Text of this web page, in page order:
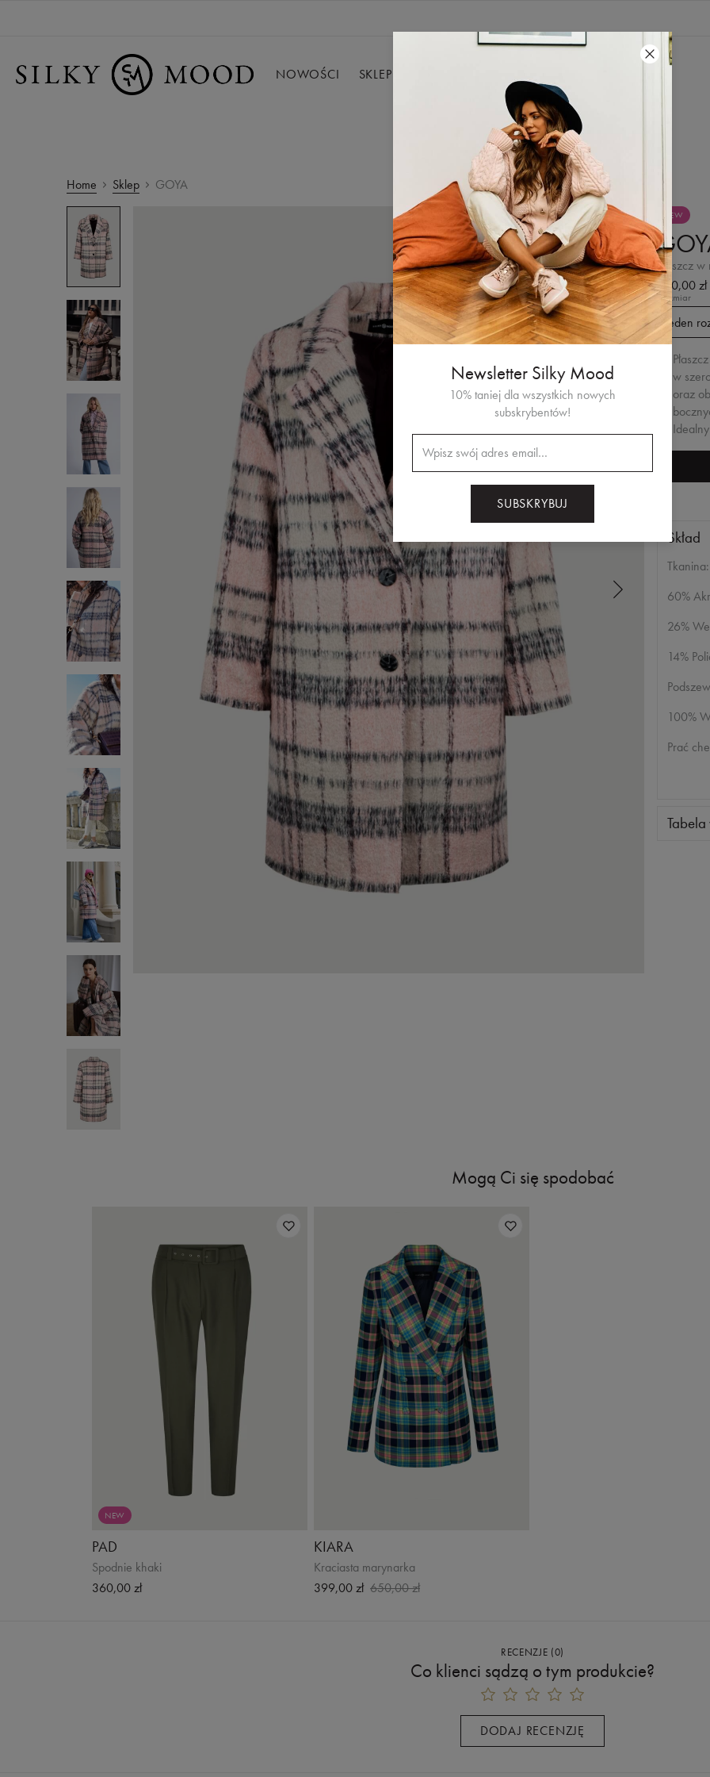
NOWOŚCI SKLEP
Home Sklep GOYA
NEW
płaszcz
640,00 zł
Rozmiar
Jeden
w
oraz
Skład
Tkanina:
60%
26%
14%
100%
Prać
Mogą Ci się spodobać
NEW
PAD
Spodnie khaki
360,00 zł
KIARA
Kraciasta marynarka
399,00 zł 650,00 zł
RECENZJE (0)
Co klienci sądzą o tym produkcie?
DODAJ RECENZJĘ
Newsletter Silky Mood
10% taniej dla wszystkich nowych
subskrybentów!
SUBSKRYBUJ